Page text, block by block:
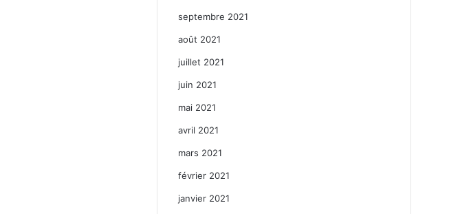
septembre 2021
août 2021
juillet 2021
juin 2021
mai 2021
avril 2021
mars 2021
février 2021
janvier 2021